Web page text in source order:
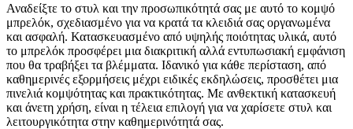
Αναδείξτε το στυλ και την προσωπικότητά σας με αυτό το κομψό
μπρελόκ, σχεδιασμένο για να κρατά τα κλειδιά σας οργανωμένα
και ασφαλή. Κατασκευασμένο από υψηλής ποιότητας υλικά, αυτό
το μπρελόκ προσφέρει μια διακριτική αλλά εντυπωσιακή εμφάνιση
που θα τραβήξει τα βλέμματα. Ιδανικό για κάθε περίσταση, από
καθημερινές εξορμήσεις μέχρι ειδικές εκδηλώσεις, προσθέτει μια
πινελιά κομψότητας και πρακτικότητας. Με ανθεκτική κατασκευή
και άνετη χρήση, είναι η τέλεια επιλογή για να χαρίσετε στυλ και
λειτουργικότητα στην καθημερινότητά σας.